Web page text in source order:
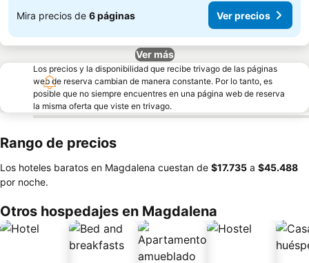
Mira precios de 6 páginas Ver precios
Ver más
Los precios y la disponibilidad que recibe trivago de las páginas
web de reserva cambian de manera constante. Por lo tanto, es
posible que no siempre encuentres en una página web de reserva
la misma oferta que viste en trivago.
Rango de precios
Los hoteles baratos en Magdalena cuestan de ‎$17.735 a ‎$45.488
por noche.
Otros hospedajes en Magdalena